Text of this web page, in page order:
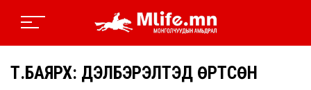
Т.БАЯРХҮҮ: ДЭЛБЭРЭЛТЭД ӨРТСӨН